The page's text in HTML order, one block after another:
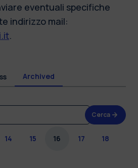
eventuali specifiche
indirizzo mail:
.
Archived
Cerca
14 15 16 17 18